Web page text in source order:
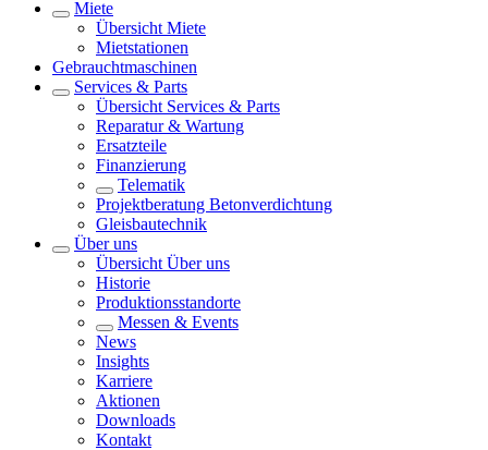
Miete
Übersicht Miete
Mietstationen
Gebrauchtmaschinen
Services & Parts
Übersicht Services & Parts
Reparatur & Wartung
Ersatzteile
Finanzierung
Telematik
Projektberatung Betonverdichtung
Gleisbautechnik
Über uns
Übersicht Über uns
Historie
Produktionsstandorte
Messen & Events
News
Insights
Karriere
Aktionen
Downloads
Kontakt